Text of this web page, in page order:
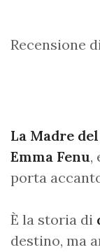
Recensione
La Madre
Emma Fenu,
porta
È la storia di
destino, ma